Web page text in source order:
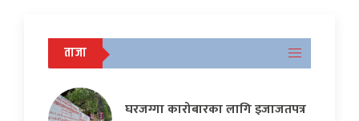
ताजा
घरजग्गा कारोबारका लागि इजाजतपत्र